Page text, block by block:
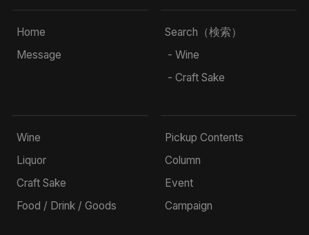
Home
Message
Search（検索）
- Wine
- Craft Sake
Wine
Liquor
Craft Sake
Food / Drink / Goods
Pickup Contents
Column
Event
Campaign